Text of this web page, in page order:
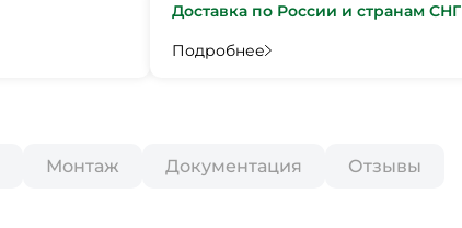
Доставка по России и странам СНГ
Подробнее
Монтаж Документация Отзывы